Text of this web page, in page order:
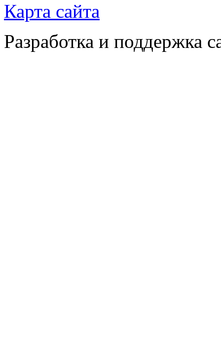
Карта сайта
Разработка и поддержка